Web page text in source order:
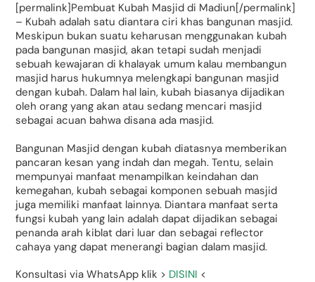
[permalink]Pembuat Kubah Masjid di Madiun[/permalink]
– Kubah adalah satu diantara ciri khas bangunan masjid.
Meskipun bukan suatu keharusan menggunakan kubah
pada bangunan masjid, akan tetapi sudah menjadi
sebuah kewajaran di khalayak umum kalau membangun
masjid harus hukumnya melengkapi bangunan masjid
dengan kubah. Dalam hal lain, kubah biasanya dijadikan
oleh orang yang akan atau sedang mencari masjid
sebagai acuan bahwa disana ada masjid.
Bangunan Masjid dengan kubah diatasnya memberikan
pancaran kesan yang indah dan megah. Tentu, selain
mempunyai manfaat menampilkan keindahan dan
kemegahan, kubah sebagai komponen sebuah masjid
juga memiliki manfaat lainnya. Diantara manfaat serta
fungsi kubah yang lain adalah dapat dijadikan sebagai
penanda arah kiblat dari luar dan sebagai reflector
cahaya yang dapat menerangi bagian dalam masjid.
Konsultasi via WhatsApp klik > DISINI <